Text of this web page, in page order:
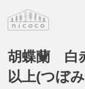
胡蝶蘭 白
以上(つぼみ